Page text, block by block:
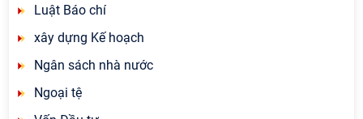
Luật Báo chí
xây dựng Kế hoạch
Ngân sách nhà nước
Ngoại tệ